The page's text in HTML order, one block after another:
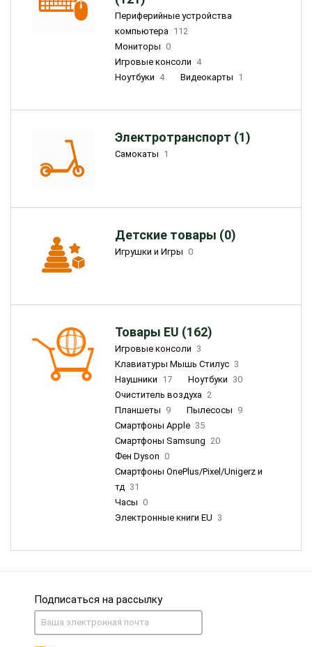
Периферийные устройства
компьютера 112
Мониторы 0
Игровые консоли 4
Ноутбуки 4 Видеокарты 1
Электротранспорт (1)
Самокаты 1
Детские товары (0)
Игрушки и Игры 0
Товары EU (162)
Игровые консоли 3
Клавиатуры Мышь Стилус 3
Наушники 17 Ноутбуки 30
Очиститель воздуха 2
Планшеты 9 Пылесосы 9
Смартфоны Apple 35
Смартфоны Samsung 20
Фен Dyson 0
Смартфоны OnePlus/Pixel/Unigerz и
тд 31
Часы 0
Электронные книги EU 3
Подписаться на рассылку